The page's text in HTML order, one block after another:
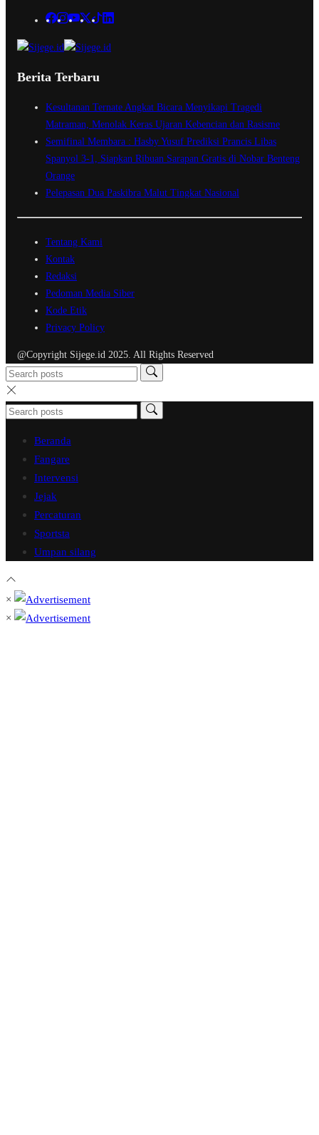
Berita Terbaru
Kesultanan Ternate Angkat Bicara Menyikapi Tragedi
Matraman, Menolak Keras Ujaran Kebencian dan Rasisme
Semifinal Membara : Hasby Yusuf Prediksi Prancis Libas
Spanyol 3-1, Siapkan Ribuan Sarapan Gratis di Nobar Benteng
Orange
Pelepasan Dua Paskibra Malut Tingkat Nasional
Tentang Kami
Kontak
Redaksi
Pedoman Media Siber
Kode Etik
Privacy Policy
@Copyright Sijege.id 2025. All Rights Reserved
Beranda
Fangare
Intervensi
Jejak
Percaturan
Sportsta
Umpan silang
×
×